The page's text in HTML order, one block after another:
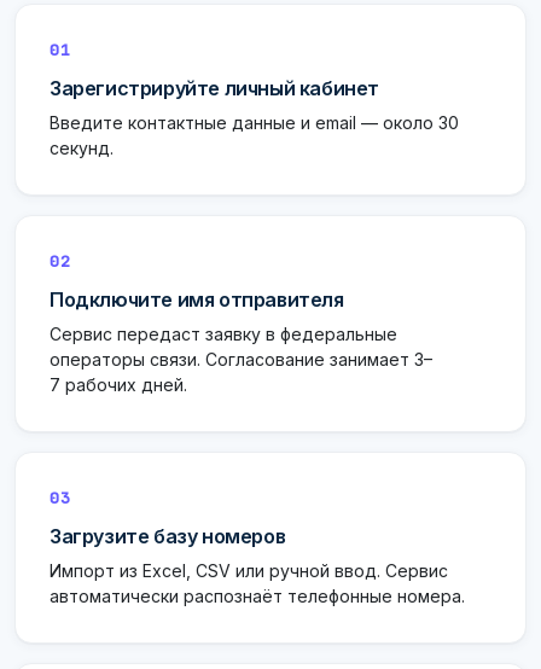
01
Зарегистрируйте личный кабинет
Введите контактные данные и email — около 30
секунд.
02
Подключите имя отправителя
Сервис передаст заявку в федеральные
операторы связи. Согласование занимает 3–
7 рабочих дней.
03
Загрузите базу номеров
Импорт из Excel, CSV или ручной ввод. Сервис
автоматически распознаёт телефонные номера.